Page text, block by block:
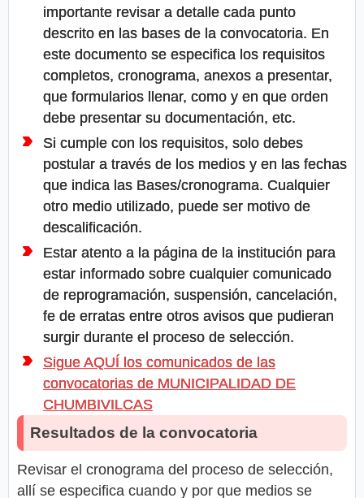
importante revisar a detalle cada punto
descrito en las bases de la convocatoria. En
este documento se especifica los requisitos
completos, cronograma, anexos a presentar,
que formularios llenar, como y en que orden
debe presentar su documentación, etc.
Si cumple con los requisitos, solo debes
postular a través de los medios y en las fechas
que indica las Bases/cronograma. Cualquier
otro medio utilizado, puede ser motivo de
descalificación.
Estar atento a la página de la institución para
estar informado sobre cualquier comunicado
de reprogramación, suspensión, cancelación,
fe de erratas entre otros avisos que pudieran
surgir durante el proceso de selección.
Sigue AQUÍ los comunicados de las
convocatorias de MUNICIPALIDAD DE
CHUMBIVILCAS
Resultados de la convocatoria
Revisar el cronograma del proceso de selección,
allí se especifica cuando y por que medios se